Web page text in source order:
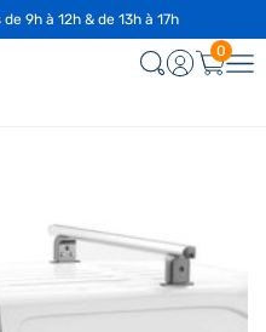
9h à 12h & de 13h à 17h
0